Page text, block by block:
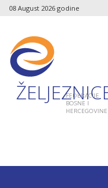
08 August 2026 godine
FEDERACIJE
BOSNE I
HERCEGOVINE